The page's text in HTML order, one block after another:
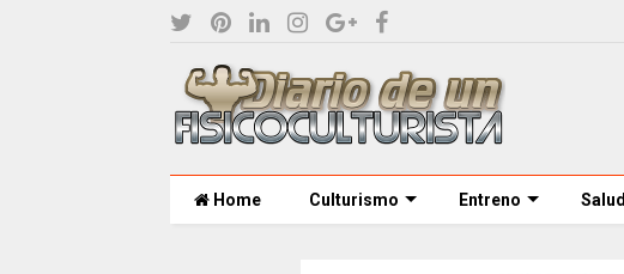
Home Culturismo Entreno Salud